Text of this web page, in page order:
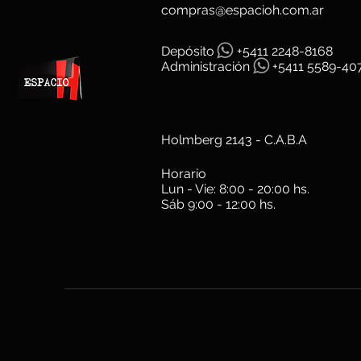
compras@espacioh.com.ar
Depósito
+5411 2248-8168
Administración
+5411 5589-
Holmberg 2143 - C.A.B.A
Horario
Lun - Vie: 8:00 - 20:00 hs.
Sáb 9:00 - 12:00 hs.